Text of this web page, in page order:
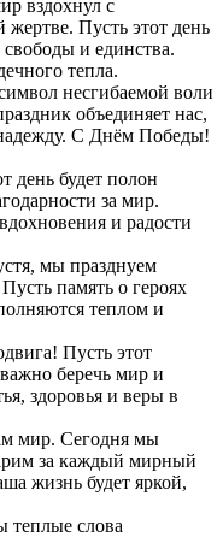
вздохнул с
жертве. Пусть этот день
и единства.
тепла.
несгибаемой воли
объединяет нас,
С Днём Победы!
день будет полон
за мир.
и радости
мы празднуем
память о героях
теплом и
Пусть этот
беречь мир и
здоровья и веры в
мир. Сегодня мы
за каждый мирный
жизнь будет яркой,